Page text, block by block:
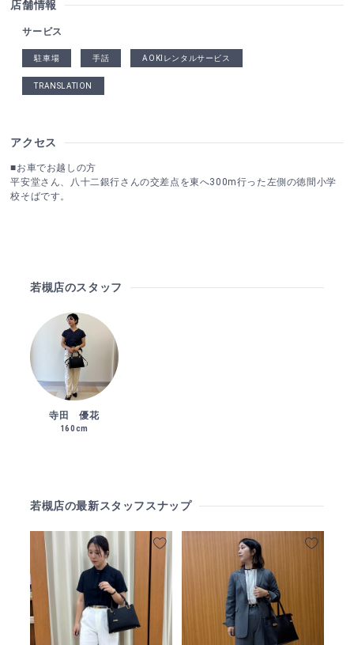
店舗情報
サービス
駐車場 手話 AOKIレンタルサービス
TRANSLATION
アクセス
■お車でお越しの方
平安堂さん、八十二銀行さんの交差点を東へ300m行った左側の徳間小学
校そばです。
若槻店のスタッフ
寺田 優花
160cm
若槻店の最新スタッフスナップ